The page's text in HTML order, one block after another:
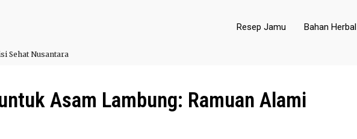
Sehat Nusantara
Resep Jamu Bahan Herbal
Asam Lambung: Ramuan Alami